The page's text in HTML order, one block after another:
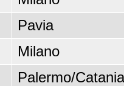
Pavia
Milano
Palermo/Catania